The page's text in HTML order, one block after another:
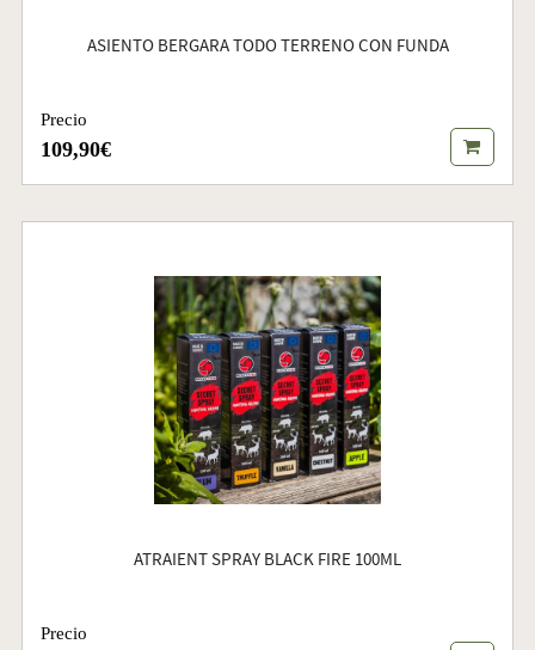
ASIENTO BERGARA TODO TERRENO CON FUNDA
Precio
109,90€
ATRAIENT SPRAY BLACK FIRE 100ML
Precio